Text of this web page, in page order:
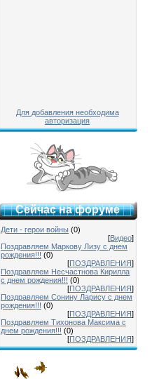
Для добавления необходима
авторизация
Сейчас на форуме
Дети - герои войны (0)
[Видео]
Поздравляем Маркову Лизу с днем
рождения!!! (0)
[ПОЗДРАВЛЕНИЯ]
Поздравляем Несчастнова Кирилла
с днем рождения!!! (0)
[ПОЗДРАВЛЕНИЯ]
Поздравляем Сонину Ларису с днем
рождения!!! (0)
[ПОЗДРАВЛЕНИЯ]
Поздравляем Тихонова Максима с
днем рождения!!! (0)
[ПОЗДРАВЛЕНИЯ]